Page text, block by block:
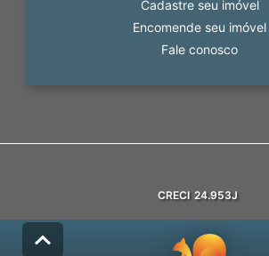
Cadastre seu imóvel
Encomende seu imóvel
Fale conosco
CRECI 24.953J